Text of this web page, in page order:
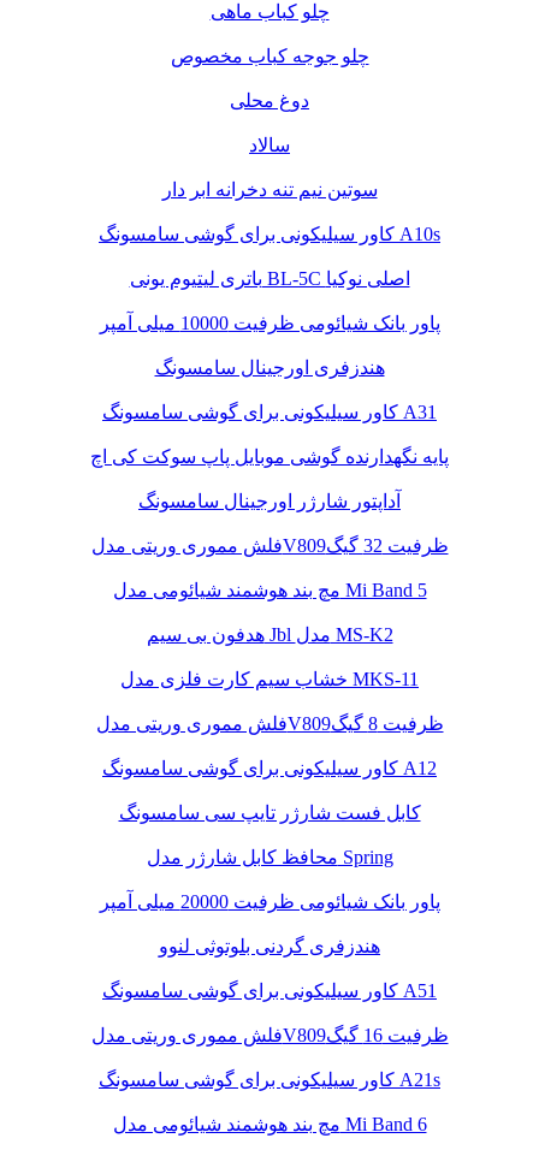
چلو کباب ماهی
چلو جوجه کباب مخصوص
دوغ محلی
سالاد
سوتین نیم تنه دخرانه ابر دار
کاور سیلیکونی برای گوشی سامسونگ A10s
باتری لیتیوم یونی BL-5C اصلی نوکیا
پاور بانک شیائومی ظرفیت 10000 میلی آمپر
هندزفری اورجینال سامسونگ
کاور سیلیکونی برای گوشی سامسونگ A31
پایه نگهدارنده گوشی موبایل پاپ سوکت کی اچ
آداپتور شارژر اورجینال سامسونگ
فلش مموری وریتی مدلV809ظرفیت 32 گیگ
مچ بند هوشمند شیائومی مدل Mi Band 5
هدفون بی سیم Jbl مدل MS-K2
خشاب سیم کارت فلزی مدل MKS-11
فلش مموری وریتی مدلV809ظرفیت 8 گیگ
کاور سیلیکونی برای گوشی سامسونگ A12
کابل فست شارژر تایپ سی سامسونگ
محافظ کابل شارژر مدل Spring
پاور بانک شیائومی ظرفیت 20000 میلی آمپر
هندزفری گردنی بلوتوثی لنوو
کاور سیلیکونی برای گوشی سامسونگ A51
فلش مموری وریتی مدلV809ظرفیت 16 گیگ
کاور سیلیکونی برای گوشی سامسونگ A21s
مچ بند هوشمند شیائومی مدل Mi Band 6